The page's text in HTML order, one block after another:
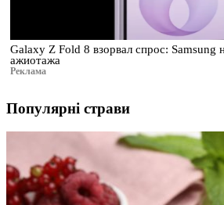
Galaxy Z Fold 8 взорвал спрос: Samsung
ажиотажа
Реклама
Популярні страви